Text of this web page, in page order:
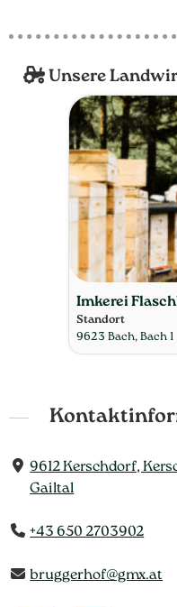
Unsere
Imkerei
Standort
9623 Bach, Bach 1
9612 Kerschdorf,
Gailtal
+43 650 2703902
bruggerhof@gmx.at